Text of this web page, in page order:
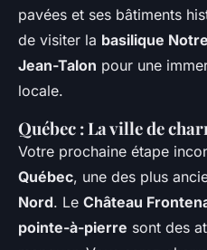
pavées et ses bâtiments
de visiter la basilique
Jean-Talon pour une
locale.
Québec : La ville de
Votre prochaine étape
Québec, une des plus
Nord. Le Château
pointe-à-pierre sont des